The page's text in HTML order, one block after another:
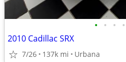
• • • •
2010 Cadillac SRX
7/26 137k mi Urbana